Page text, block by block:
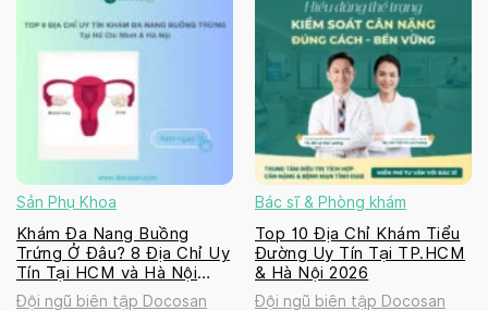
Sản Phụ Khoa
Khám Đa Nang Buồng
Trứng Ở Đâu? 8 Địa Chỉ Uy
Tín Tại HCM và Hà Nội
2026
Đội ngũ biên tập Docosan
Bác sĩ & Phòng khám
Top 10 Địa Chỉ Khám Tiểu
Đường Uy Tín Tại TP.HCM
& Hà Nội 2026
Đội ngũ biên tập Docosan